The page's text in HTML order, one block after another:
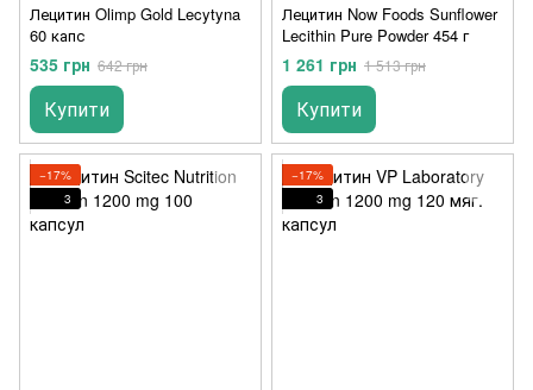
Лецитин Olimp Gold Lecytyna
60 капс
535 грн 642 грн
Купити
Лецитин Now Foods Sunflower
Lecithin Pure Powder 454 г
1 261 грн 1 513 грн
Купити
−17%
3
−17%
3